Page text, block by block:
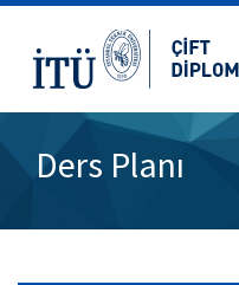
Ders Planı